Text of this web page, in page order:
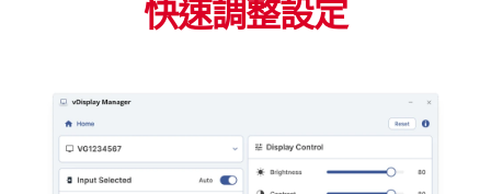
快速調整設定